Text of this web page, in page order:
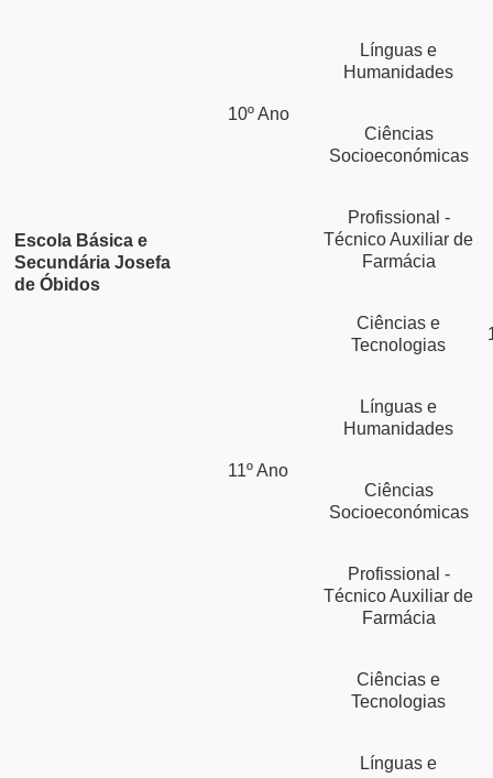
Escola Básica e
Secundária Josefa
de Óbidos
10º Ano
Línguas e
Humanidades
Ciências
Socioeconómicas
Profissional -
Técnico Auxiliar de
Farmácia
11º Ano
Ciências e
Tecnologias
Línguas e
Humanidades
Ciências
Socioeconómicas
Profissional -
Técnico Auxiliar de
Farmácia
Ciências e
Tecnologias
Línguas e